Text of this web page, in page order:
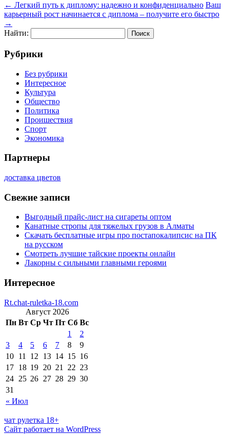
← Легкий путь к диплому: надежно и конфиденциально Ваш
карьерный рост начинается с диплома – получите его быстро
→
Найти:
Рубрики
Без рубрики
Интересное
Культура
Общество
Политика
Проишествия
Спорт
Экономика
Партнеры
доставка цветов
Свежие записи
Выгодный прайс-лист на сигареты оптом
Канатные стропы для тяжелых грузов в Алматы
Скачать бесплатные игры про постапокалипсис на ПК
на русском
Смотреть лучшие тайские проекты онлайн
Лакорны с сильными главными героями
Интересное
Rt.chat-ruletka-18.com
Август 2026
Пн Вт Ср Чт Пт Сб Вс
« Июл
1
2
3
4 5 6 7 8
9
10 11 12 13 14 15 16
17 18 19 20 21 22 23
24 25 26 27 28 29 30
31
чат рулетка 18+
Сайт работает на WordPress